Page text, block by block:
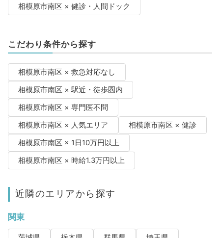
相模原市南区 × 健診・人間ドック
こだわり条件から探す
相模原市南区 × 救急対応なし
相模原市南区 × 駅近・徒歩圏内
相模原市南区 × 専門医不問
相模原市南区 × 人気エリア
相模原市南区 × 健診
相模原市南区 × 1日10万円以上
相模原市南区 × 時給1.3万円以上
近隣のエリアから探す
関東